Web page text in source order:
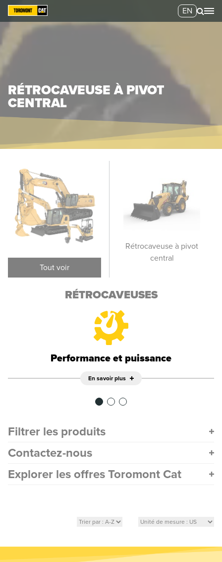
EN
RÉTROCAVEUSE À PIVOT
CENTRAL
Tout voir
Rétrocaveuse à
déplacement latéral
Rétrocaveuse à pivot
central
RÉTROCAVEUSES
Performance et puissance
En savoir plus
Filtrer les produits
Contactez-nous
Explorer les offres Toromont Cat